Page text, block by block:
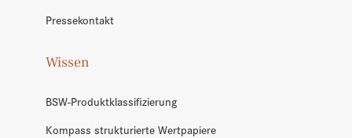
Pressekontakt
Wissen
BSW-Produktklassifizierung
Kompass strukturierte Wertpapiere